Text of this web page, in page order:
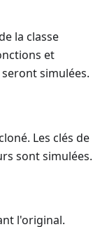
la classe
et
simulées.
Les clés de
sont simulées.
l'original.